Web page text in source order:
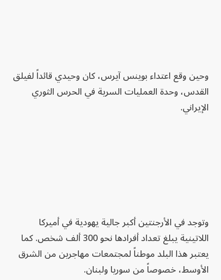
وحين وقع اعتداء بوينس آيرس، كان وحيدي قائداً لفيلق
القدس، وحدة العمليات السرية في الحرس الثوري
الإيراني.
وتوجد في الأرجنتين أكبر جالية يهودية في أميركا
اللاتينية يبلغ تعداد أفرادها نحو 300 ألف شخص. كما
يعتبر هذا البلد موطناً لمجتمعات مهاجرين من الشرق
الأوسط، خصوصاً من سوريا ولبنان.